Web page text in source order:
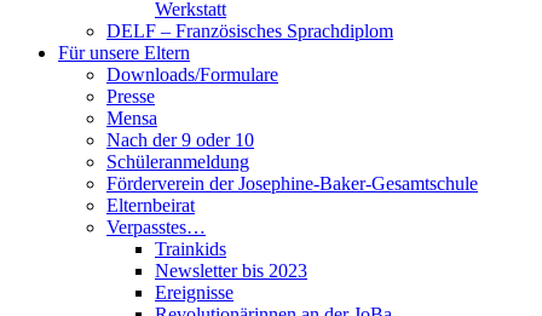
Werkstatt
DELF – Französisches Sprachdiplom
Für unsere Eltern
Downloads/Formulare
Presse
Mensa
Nach der 9 oder 10
Schüleranmeldung
Förderverein der Josephine-Baker-Gesamtschule
Elternbeirat
Verpasstes…
Trainkids
Newsletter bis 2023
Ereignisse